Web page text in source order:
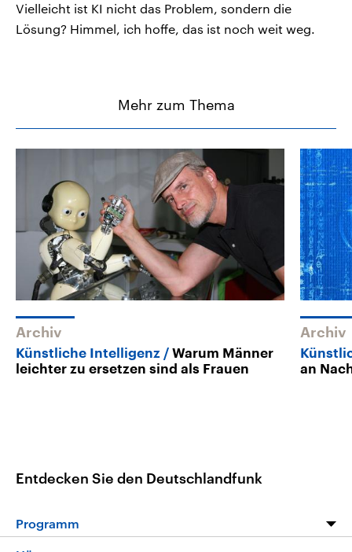
Vielleicht ist KI nicht das Problem, sondern die
Lösung? Himmel, ich hoffe, das ist noch weit weg.
Mehr zum Thema
Archiv
Künstliche Intelligenz
Warum Männer
leichter zu ersetzen sind als Frauen
Archiv
an
Entdecken Sie den Deutschlandfunk
Programm